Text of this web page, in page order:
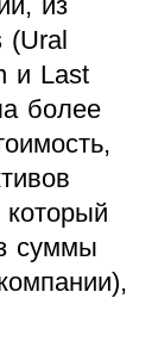
и Last
более
суммы